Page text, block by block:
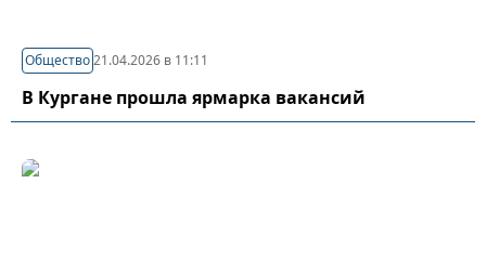
Общество21.04.2026 в 11:11
В Кургане прошла ярмарка вакансий